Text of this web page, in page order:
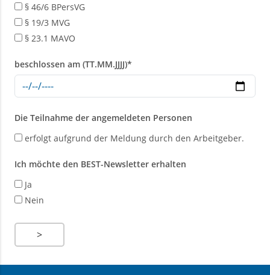
§ 46/6 BPersVG
§ 19/3 MVG
§ 23.1 MAVO
beschlossen am (TT.MM.JJJJ)*
Die Teilnahme der angemeldeten Personen
erfolgt aufgrund der Meldung durch den Arbeitgeber.
Ich möchte den BEST-Newsletter erhalten
Ja
Nein
>